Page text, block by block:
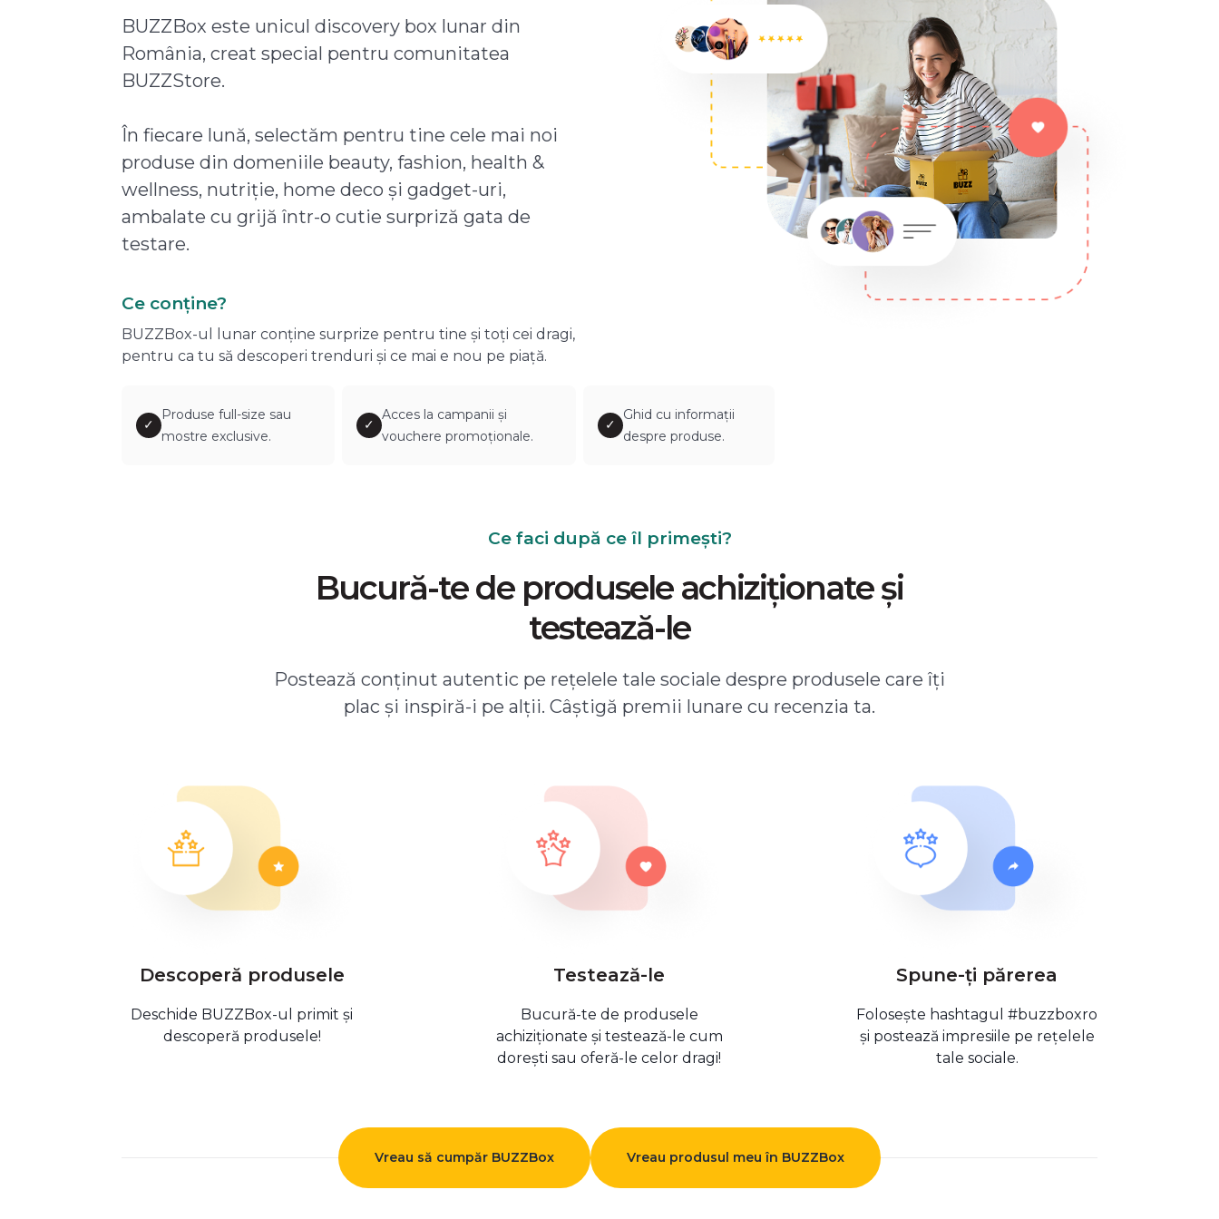
BUZZBox este unicul discovery box lunar din
România, creat special pentru comunitatea
BUZZStore.
În fiecare lună, selectăm pentru tine cele mai noi
produse din domeniile beauty, fashion, health &
wellness, nutriție, home deco și gadget-uri,
ambalate cu grijă într-o cutie surpriză gata de
testare.
Ce conține?
BUZZBox-ul lunar conține surprize pentru tine și toți cei dragi,
pentru ca tu să descoperi trenduri și ce mai e nou pe piață.
✓
Produse full-size sau
mostre exclusive.
✓
Acces la campanii și
vouchere promoționale.
✓
Ghid cu informații
despre produse.
Ce faci după ce îl primești?
Bucură-te de produsele achiziționate și
testează-le
Postează conținut autentic pe rețelele tale sociale despre produsele care îți
plac și inspiră-i pe alții. Câștigă premii lunare cu recenzia ta.
Descoperă produsele
Deschide BUZZBox-ul primit și
descoperă produsele!
Testează-le
Bucură-te de produsele
achiziționate și testează-le cum
dorești sau oferă-le celor dragi!
Spune-ți părerea
Folosește hashtagul #buzzboxro
și postează impresiile pe rețelele
tale sociale.
Vreau să cumpăr BUZZBox Vreau produsul meu în BUZZBox